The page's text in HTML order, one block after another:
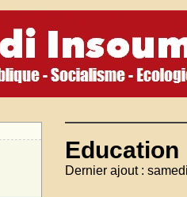
Dernier ajout :